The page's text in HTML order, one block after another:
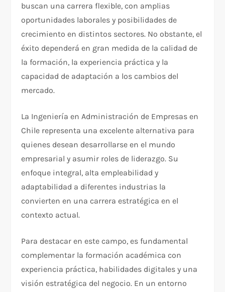
buscan una carrera flexible, con amplias
oportunidades laborales y posibilidades de
crecimiento en distintos sectores. No obstante, el
éxito dependerá en gran medida de la calidad de
la formación, la experiencia práctica y la
capacidad de adaptación a los cambios del
mercado.
La Ingeniería en Administración de Empresas en
Chile representa una excelente alternativa para
quienes desean desarrollarse en el mundo
empresarial y asumir roles de liderazgo. Su
enfoque integral, alta empleabilidad y
adaptabilidad a diferentes industrias la
convierten en una carrera estratégica en el
contexto actual.
Para destacar en este campo, es fundamental
complementar la formación académica con
experiencia práctica, habilidades digitales y una
visión estratégica del negocio. En un entorno